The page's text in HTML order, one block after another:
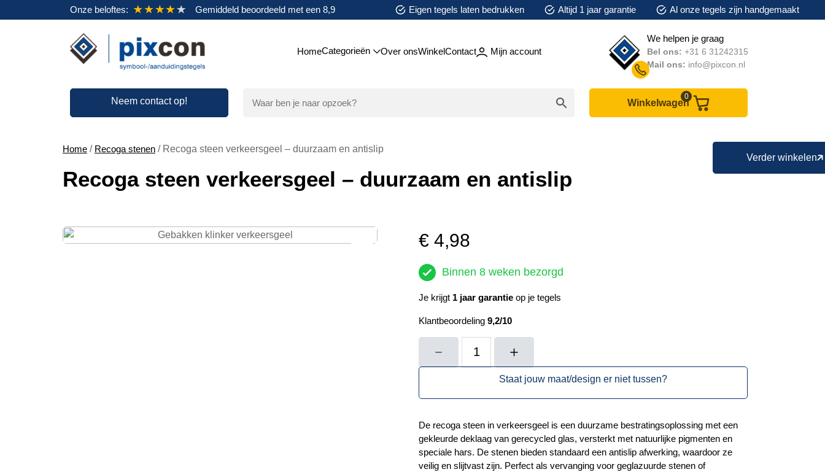
Onze beloftes: Gemiddeld beoordeeld met een 8,9 Eigen tegels laten bedrukken Altijd 1 jaar garantie Al onze tegels zijn handgemaakt
HomeCategorieën Over onsWinkelContact Mijn account
We helpen je graag
Bel ons: +31 6 31242315
Mail ons: info@pixcon.nl
Neem contact op! Winkelwagen
0
Home / Recoga stenen / Recoga steen verkeersgeel – duurzaam en antislip
Recoga steen verkeersgeel – duurzaam en antislip
Zoom € 4,98
Binnen 8 weken bezorgd
Je krijgt 1 jaar garantie op je tegels
Klantbeoordeling9,2/10
-
en
antislip
aantal
Staat jouw maat/design er niet tussen?
De recoga steen in verkeersgeel is een duurzame bestratingsoplossing met een
gekleurde deklaag van gerecycled glas, versterkt met natuurlijke pigmenten en
speciale hars. De stenen bieden standaard een antislip afwerking, waardoor ze
veilig en slijtvast zijn. Perfect als vervanging voor geglazuurde stenen of
Verder winkelen